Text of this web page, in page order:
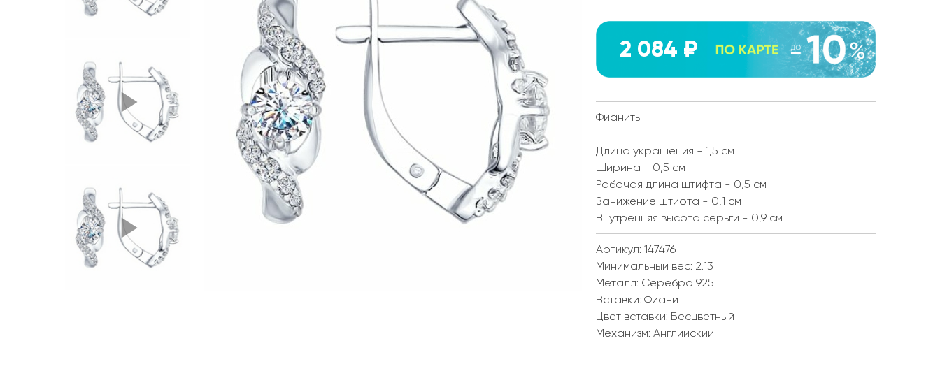
2 084 ₽
Фианиты
Длина украшения - 1,5 см
Ширина - 0,5 см
Рабочая длина штифта - 0,5 см
Занижение штифта - 0,1 см
Внутренняя высота серьги - 0,9 см
Артикул: 147476
Минимальный вес: 2.13
Металл: Серебро 925
Вставки: Фианит
Цвет вставки: Бесцветный
Механизм: Английский